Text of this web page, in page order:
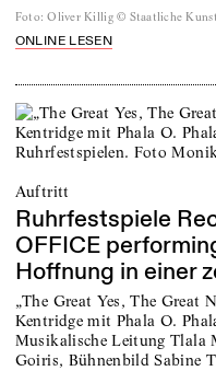
Foto: Oliver Killig © Staatliche
ONLINE LESEN
Auftritt
Ruhrfestspiele
OFFICE
Hoffnung in einer
„The Great Yes, The Great
Kentridge mit Phala O.
Musikalische Leitung Tlala
Goiris, Bühnenbild Sabine